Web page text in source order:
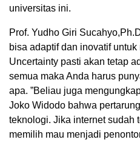
universitas ini.
Prof. Yudho Giri
bisa adaptif dan inovatif
Uncertainty pasti akan tetap
semua maka Anda harus
apa. ”Beliau juga
Joko Widodo bahwa
teknologi. Jika internet sudah
memilih mau menjadi